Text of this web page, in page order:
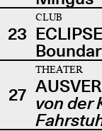
23
CLUB
27
THEATER
von der